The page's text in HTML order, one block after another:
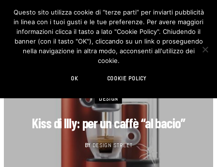
F
c
e
b
o
I
n
s
t
DESIGN
Kiss di Illy: per un caffè “al bacio”
BY DESIGN STREET
Questo sito utilizza cookie di “terze parti” per inviarti pubblicità
in linea con i tuoi gusti e le tue preferenze. Per avere maggiori
informazioni clicca il tasto a lato "Cookie Policy". Chiudendo il
banner (con il tasto "OK"), cliccando su un link o proseguendo
nella navigazione in altra modo, acconsenti all'utilizzo dei
cookie.
OK COOKIE POLICY